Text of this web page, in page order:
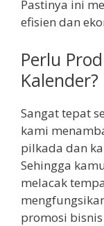
Pastinya ini
efisien dan
Perlu
Kalender?
Sangat tepat
kami
pilkada dan
Sehingga
melacak
promosi